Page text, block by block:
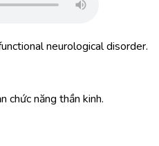
neurological disorder.
chức năng thần kinh.